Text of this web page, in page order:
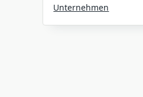
Unternehmen